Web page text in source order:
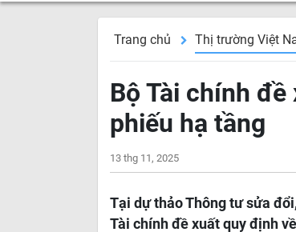
Trang chủ Thị trường Việt
Bộ Tài chính
phiếu hạ tầng
13 thg 11, 2025
Tại dự thảo Thông tư sửa
Tài chính đề xuất quy định